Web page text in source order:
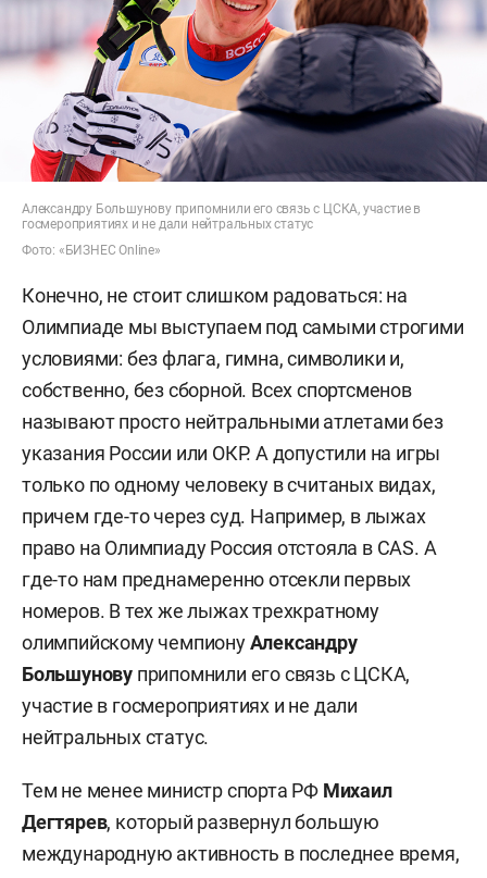
Александру Большунову припомнили его связь с ЦСКА, участие в
госмероприятиях и не дали нейтральных статус
Фото: «БИЗНЕС Online»
Конечно, не стоит слишком радоваться: на
Олимпиаде мы выступаем под самыми строгими
условиями: без флага, гимна, символики и,
собственно, без сборной. Всех спортсменов
называют просто нейтральными атлетами без
указания России или ОКР. А допустили на игры
только по одному человеку в считаных видах,
причем где-то через суд. Например, в лыжах
право на Олимпиаду Россия отстояла в CAS. А
где-то нам преднамеренно отсекли первых
номеров. В тех же лыжах трехкратному
олимпийскому чемпионуАлександру
Большунову припомнили его связь с ЦСКА,
участие в госмероприятиях и не дали
нейтральных статус.
Тем не менее министр спорта РФ Михаил
Дегтярев, который развернул большую
международную активность в последнее время,